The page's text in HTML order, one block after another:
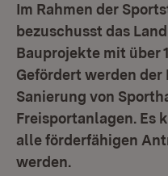
Im Rahmen der
bezuschusst das
Bauprojekte mit über
Gefördert werden der
Sanierung von
Freisportanlagen. Es
alle förderfähigen
werden.